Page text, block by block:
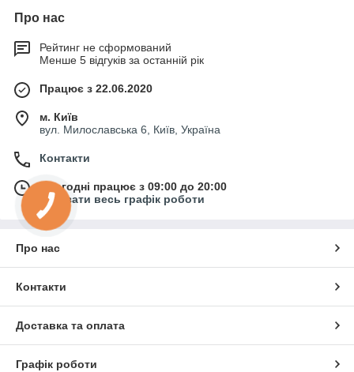
Про нас
Рейтинг не сформований
Менше 5 відгуків за останній рік
Працює з 22.06.2020
м. Київ
вул. Милославська 6, Київ, Україна
Контакти
Сьогодні працює з 09:00 до 20:00
Показати весь графік роботи
Про нас
Контакти
Доставка та оплата
Графік роботи
КНОПКА
ЗВ'ЯЗКУ